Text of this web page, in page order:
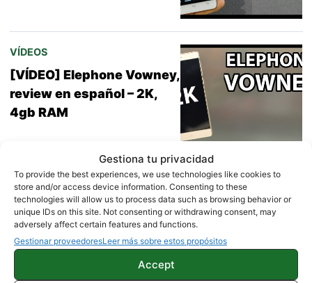
Gestiona tu privacidad
To provide the best experiences, we use technologies like cookies to
store and/or access device information. Consenting to these
technologies will allow us to process data such as browsing behavior or
unique IDs on this site. Not consenting or withdrawing consent, may
adversely affect certain features and functions.
Gestionar proveedoresLeer más sobre estos propósitos
Accept
VÍDEOS
[VÍDEO] Elephone Vowney,
review en español – 2K,
4gb RAM
« Anterior 1 2 3 4
16